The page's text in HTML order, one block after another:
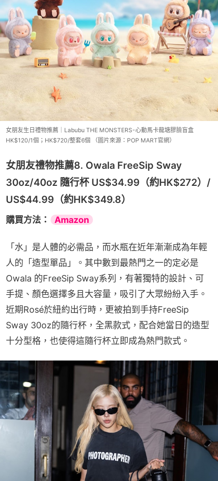
女朋友生日禮物推薦｜Labubu THE MONSTERS-心動馬卡龍塘膠臉盲盒
HK$120/1個；HK$720/整套6個 （圖片來源：POP MART官網）
女朋友禮物推薦8. Owala FreeSip Sway
30oz/40oz 隨行杯 US$34.99（約HK$272）/
US$44.99（約HK$349.8）
購買方法： Amazon
「水」是人體的必需品，而水瓶在近年漸漸成為年輕
人的「造型單品」。其中數到最熱門之一的定必是
Owala 的FreeSip Sway系列，有著獨特的設計、可
手提、顏色選擇多且大容量，吸引了大眾紛紛入手。
近期Rosé於紐約出行時，更被拍到手持FreeSip
Sway 30oz的隨行杯，全黑款式，配合她當日的造型
十分型格，也使得這隨行杯立即成為熱門款式。